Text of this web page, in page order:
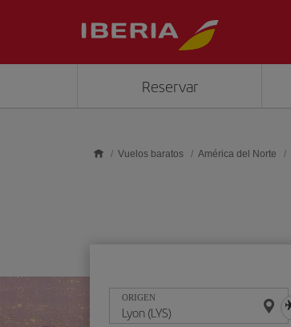
Reservar
Vuelos baratos América del Norte
ORIGEN